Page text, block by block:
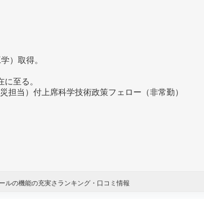
）取得。
至る。
当）付上席科学技術政策フェロー（非常勤）
ルの機能の充実さランキング・口コミ情報